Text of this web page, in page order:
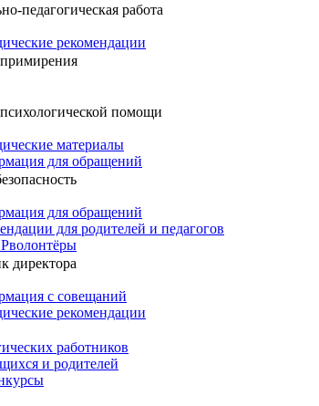
педагогическая работа
рекомендации
помощи
материалы
для обращений
для обращений
для родителей и педагогов
директора
с совещаний
рекомендации
работников
и родителей